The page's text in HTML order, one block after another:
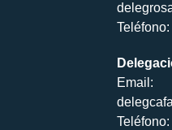
Email: